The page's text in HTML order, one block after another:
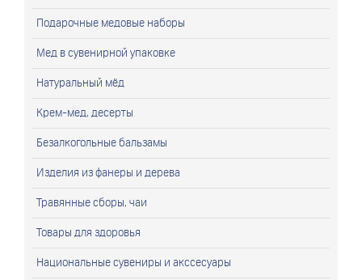
Подарочные медовые наборы
Мед в сувенирной упаковке
Натуральный мёд
Крем-мед, десерты
Безалкогольные бальзамы
Изделия из фанеры и дерева
Травянные сборы, чаи
Товары для здоровья
Национальные сувениры и акссесуары